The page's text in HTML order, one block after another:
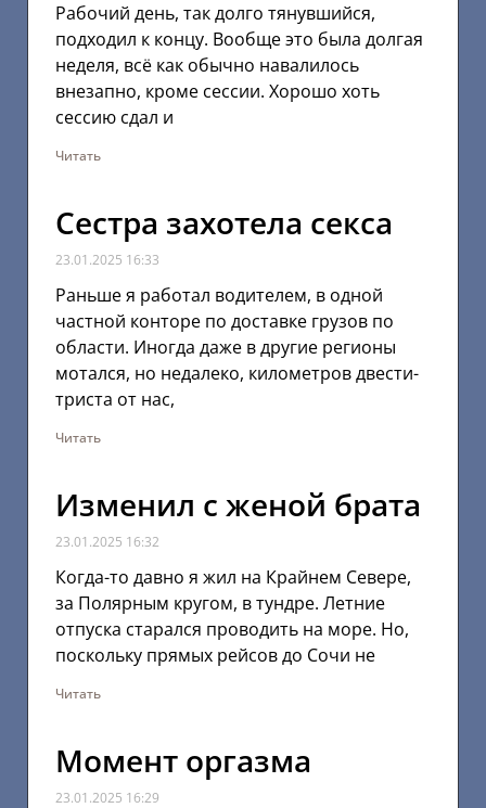
Рабочий день, так долго тянувшийся,
подходил к концу. Вообще это была долгая
неделя, всё как обычно навалилось
внезапно, кроме сессии. Хорошо хоть
сессию сдал и
Читать
Сестра захотела секса
23.01.2025 16:33
Раньше я работал водителем, в одной
частной конторе по доставке грузов по
области. Иногда даже в другие регионы
мотался, но недалеко, километров двести-
триста от нас,
Читать
Изменил с женой брата
23.01.2025 16:32
Когда-то давно я жил на Крайнем Севере,
за Полярным кругом, в тундре. Летние
отпуска старался проводить на море. Но,
поскольку прямых рейсов до Сочи не
Читать
Момент оргазма
23.01.2025 16:29